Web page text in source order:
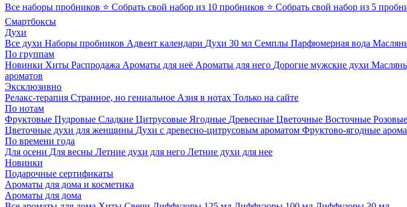
Все наборы пробников ⭐ Собрать свой набор из 10 пробников ⭐ Собрать свой набор из 5
Смартбоксы
Духи
Все духи Наборы пробников Адвент календари Духи 30 мл Семплы Парфюмерная вода
По группам
Новинки Хиты Распродажа Ароматы для неё Ароматы для него Дорогие мужские духи
ароматов
Эксклюзивно
Релакс-терапия Странное, но гениальное Азия в нотах Только на сайте
По нотам
Фруктовые Пудровые Сладкие Цитрусовые Ягодные Древесные Цветочные Восточные Розовые
Цветочные духи для женщины Духи с древесно-цитрусовым ароматом Фруктово-ягодные
По времени года
Для осени Для весны Летние духи для него Летние духи для нее
Новинки
Подарочные сертификаты
Ароматы для дома и косметика
Ароматы для дома